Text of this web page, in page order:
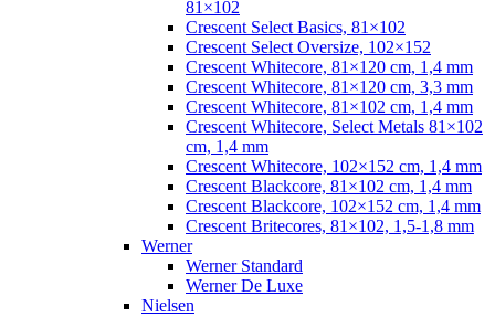
81×102
Crescent Select Basics, 81×102
Crescent Select Oversize, 102×152
Crescent Whitecore, 81×120 cm, 1,4 mm
Crescent Whitecore, 81×120 cm, 3,3 mm
Crescent Whitecore, 81×102 cm, 1,4 mm
Crescent Whitecore, Select Metals 81×102
cm, 1,4 mm
Crescent Whitecore, 102×152 cm, 1,4 mm
Crescent Blackcore, 81×102 cm, 1,4 mm
Crescent Blackcore, 102×152 cm, 1,4 mm
Crescent Britecores, 81×102, 1,5-1,8 mm
Werner
Werner Standard
Werner De Luxe
Nielsen